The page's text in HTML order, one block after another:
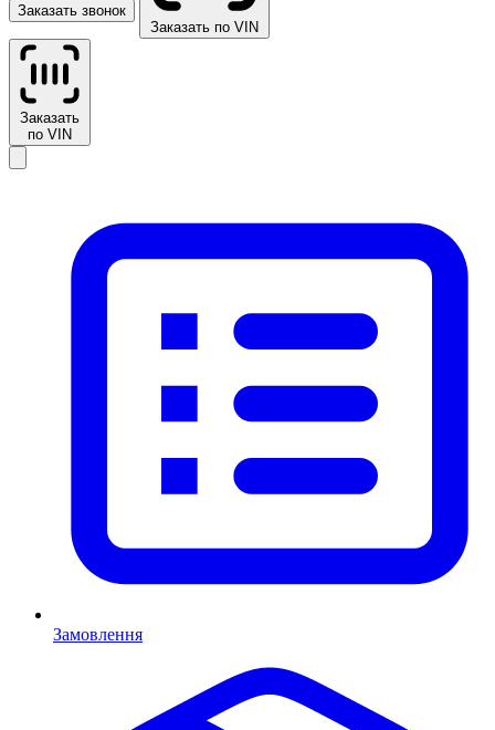
Заказать звонок
Заказать по VIN
Заказать
по VIN
Замовлення